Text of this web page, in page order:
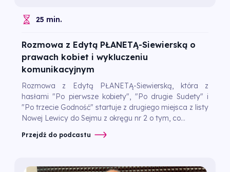
25 min.
Rozmowa z Edytą PŁANETĄ-Siewierską o
prawach kobiet i wykluczeniu
komunikacyjnym
Rozmowa z Edytą PŁANETĄ-Siewierską, która z
hasłami "Po pierwsze kobiety", "Po drugie Sudety" i
"Po trzecie Godność" startuje z drugiego miejsca z listy
Nowej Lewicy do Sejmu z okręgu nr 2 o tym, co...
Przejdź do podcastu